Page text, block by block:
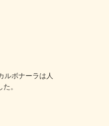
ルボナーラは人
。